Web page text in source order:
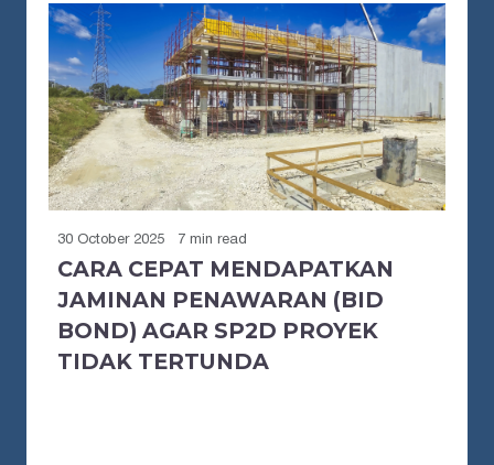
30 October 2025 7 min read
CARA CEPAT MENDAPATKAN
JAMINAN PENAWARAN (BID
BOND) AGAR SP2D PROYEK
TIDAK TERTUNDA